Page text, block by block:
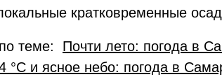
кратковременные
теме: Почти лето: погода в
°C и ясное небо: погода в